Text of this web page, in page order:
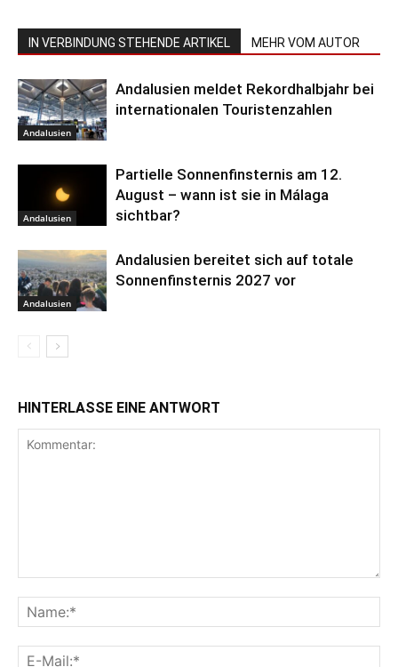
IN VERBINDUNG STEHENDE ARTIKEL MEHR VOM AUTOR
Andalusien
Andalusien meldet Rekordhalbjahr bei
internationalen Touristenzahlen
Andalusien
Partielle Sonnenfinsternis am 12.
August – wann ist sie in Málaga
sichtbar?
Andalusien
Andalusien bereitet sich auf totale
Sonnenfinsternis 2027 vor
HINTERLASSE EINE ANTWORT